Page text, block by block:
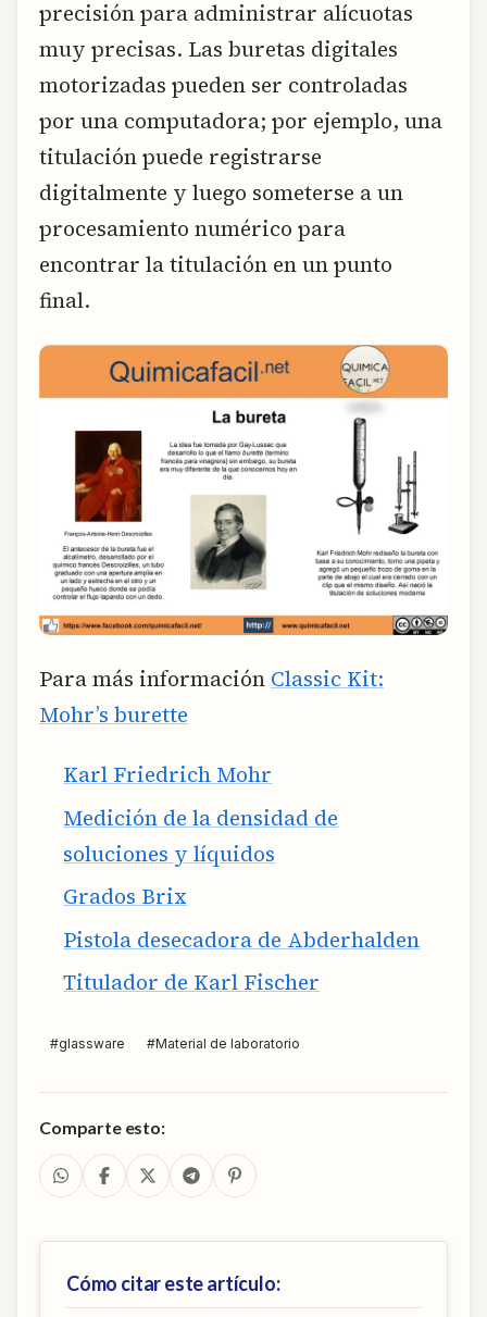
precisión para administrar alícuotas
muy precisas. Las buretas digitales
motorizadas pueden ser controladas
por una computadora; por ejemplo, una
titulación puede registrarse
digitalmente y luego someterse a un
procesamiento numérico para
encontrar la titulación en un punto
final.
Para más información Classic Kit:
Mohr’s burette
Karl Friedrich Mohr
Medición de la densidad de
soluciones y líquidos
Grados Brix
Pistola desecadora de Abderhalden
Titulador de Karl Fischer
#glassware #Material de laboratorio
Comparte esto:
Cómo citar este artículo: